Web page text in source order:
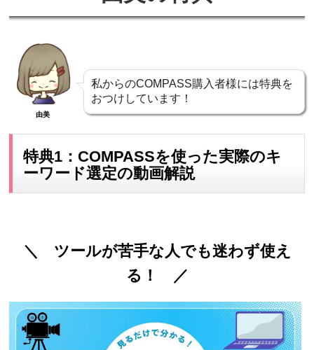
由美
私からのCOMPASS購入者様には特典を
おつけしています！
特典1：COMPASSを使った実際のキ
ーワード選定の動画解説
＼ ツールが苦手な人でも迷わず使え
る！ ／